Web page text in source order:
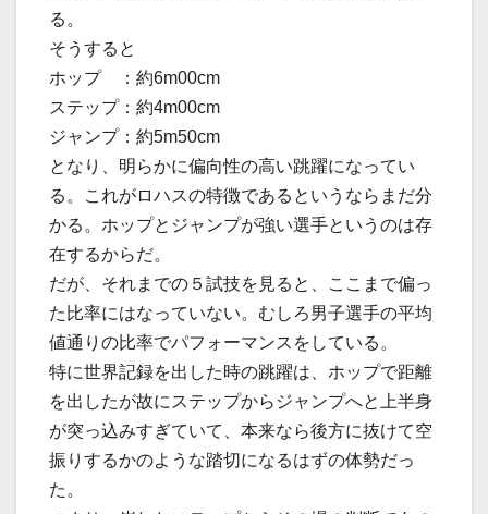
る。
そうすると
ホップ ：約6m00cm
ステップ：約4m00cm
ジャンプ：約5m50cm
となり、明らかに偏向性の高い跳躍になってい
る。これがロハスの特徴であるというならまだ分
かる。ホップとジャンプが強い選手というのは存
在するからだ。
だが、それまでの５試技を見ると、ここまで偏っ
た比率にはなっていない。むしろ男子選手の平均
値通りの比率でパフォーマンスをしている。
特に世界記録を出した時の跳躍は、ホップで距離
を出したが故にステップからジャンプへと上半身
が突っ込みすぎていて、本来なら後方に抜けて空
振りするかのような踏切になるはずの体勢だっ
た。